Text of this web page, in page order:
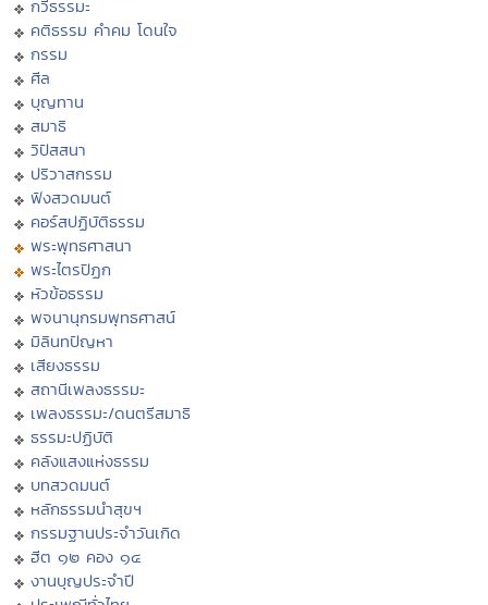
กวีธรรมะ
คติธรรม คำคม โดนใจ
กรรม
ศีล
บุญทาน
สมาธิ
วิปัสสนา
ปริวาสกรรม
ฟังสวดมนต์
คอร์สปฏิบัติธรรม
พระพุทธศาสนา
พระไตรปิฏก
หัวข้อธรรม
พจนานุกรมพุทธศาสน์
มิลินทปัญหา
เสียงธรรม
สถานีเพลงธรรมะ
เพลงธรรมะ/ดนตรีสมาธิ
ธรรมะปฏิบัติ
คลังแสงแห่งธรรม
บทสวดมนต์
หลักธรรมนำสุขฯ
กรรมฐานประจำวันเกิด
ฮีต ๑๒ คอง ๑๔
งานบุญประจำปี